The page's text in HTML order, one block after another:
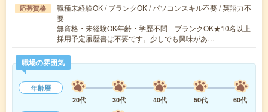
応募資格
職種未経験OK / ブランクOK / パソコンスキル不要 / 英語力不
要
無資格・未経験OK年齢・学歴不問 ブランクOK★10名以上
採用予定履歴書は不要です。少しでも興味があ…
職場の雰囲気
年齢層
20代
30代 40代 50代
60代